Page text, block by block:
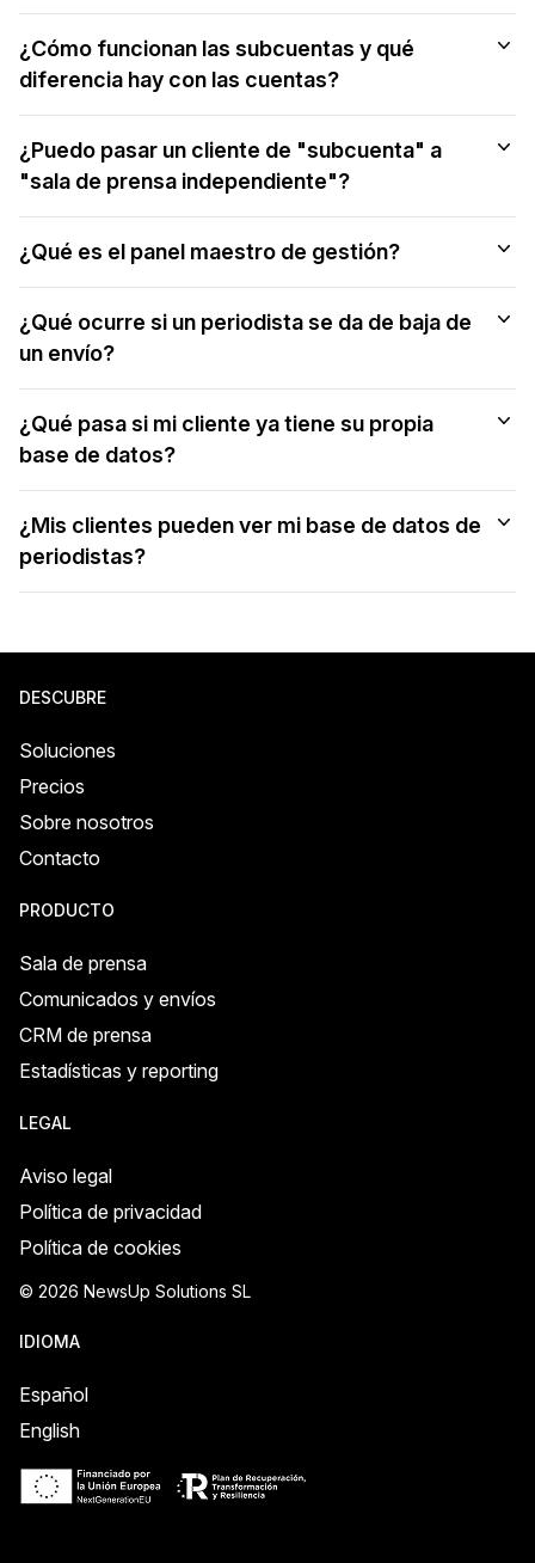
¿Cómo funcionan las subcuentas y qué
diferencia hay con las cuentas?
¿Puedo pasar un cliente de "subcuenta" a
"sala de prensa independiente"?
¿Qué es el panel maestro de gestión?
¿Qué ocurre si un periodista se da de baja de
un envío?
¿Qué pasa si mi cliente ya tiene su propia
base de datos?
¿Mis clientes pueden ver mi base de datos de
periodistas?
DESCUBRE
Soluciones
Precios
Sobre nosotros
Contacto
PRODUCTO
Sala de prensa
Comunicados y envíos
CRM de prensa
Estadísticas y reporting
LEGAL
Aviso legal
Política de privacidad
Política de cookies
© 2026 NewsUp Solutions SL
IDIOMA
Español
English